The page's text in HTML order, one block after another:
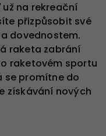
na rekreační
přizpůsobit své
dovednostem.
raketa zabrání
raketovém sportu
se promítne do
získávání nových